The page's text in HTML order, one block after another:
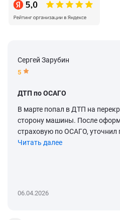
Сергей Зарубин
5
ДТП по ОСАГО
В марте попал в ДТП на
сторону машины. После
страховую по ОСАГО, уточнил
Читать далее
06.04.2026